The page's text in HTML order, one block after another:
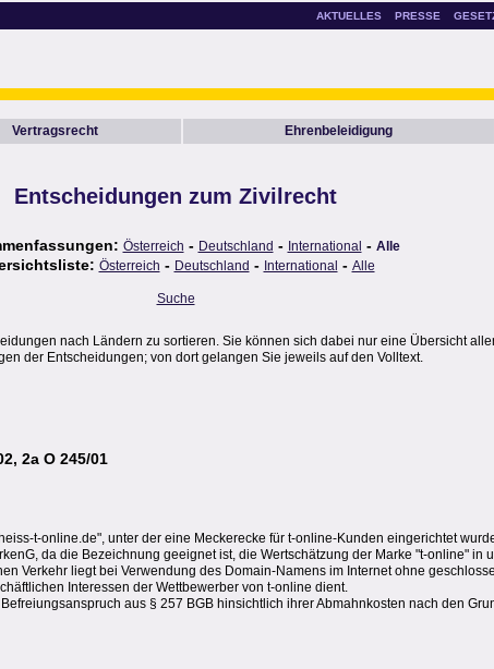
AKTUELLES PRESSE
Vertragsrecht Ehrenbeleidigung
Entscheidungen zum Zivilrecht
Österreich - Deutschland - International - Alle
Österreich - Deutschland - International - Alle
Suche
nach Ländern zu sortieren. Sie können sich dabei nur eine Übersicht
der Entscheidungen; von dort gelangen Sie jeweils auf den Volltext.
2a O 245/01
t-online.de", unter der eine Meckerecke für t-online-Kunden eingerichtet
da die Bezeichnung geeignet ist, die Wertschätzung der Marke "t-online" in
Verkehr liegt bei Verwendung des Domain-Namens im Internet ohne
Interessen der Wettbewerber von t-online dient.
aus § 257 BGB hinsichtlich ihrer Abmahnkosten nach den